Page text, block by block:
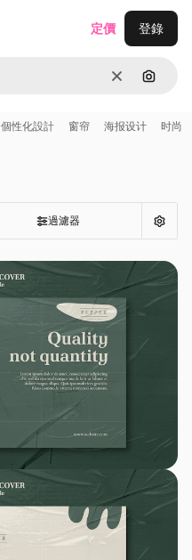
清除 通過圖
定價 登錄
個性化設計 窗帘 海报设计 时尚
過濾器